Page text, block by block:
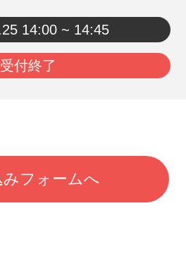
14:00 ~ 14:45
受付終了
みフォームへ